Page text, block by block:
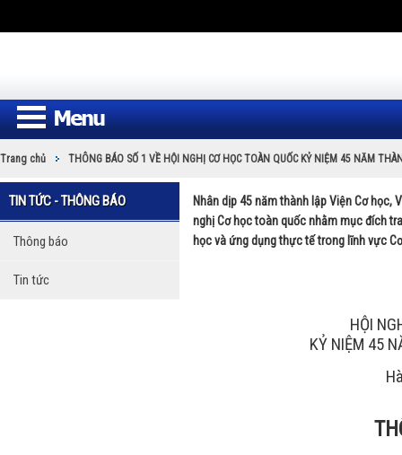
Trang chủ THÔNG BÁO SỐ 1 VỀ HỘI NGHỊ CƠ HỌC TOÀN QUỐC KỶ NIỆM 45 NĂM
TIN TỨC - THÔNG BÁO
Thông báo
Tin tức
Nhân dịp 45 năm thành lập Viện Cơ học,
nghị Cơ học toàn quốc nhằm mục đích
học và ứng dụng thực tế trong lĩnh vực
HỘI
KỶ NIỆM 45